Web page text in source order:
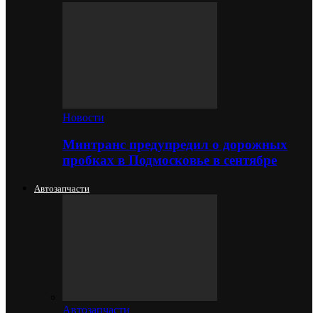
Новости
Минтранс предупредил о дорожных
пробках в Подмосковье в сентябре
Автозапчасти
Автозапчасти